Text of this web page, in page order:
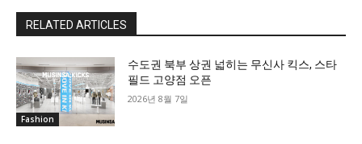
RELATED ARTICLES
Fashion
수도권 북부 상권 넓히는 무신사 킥스, 스타
필드 고양점 오픈
2026년 8월 7일